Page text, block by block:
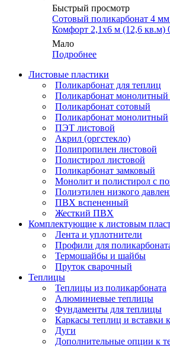
Быстрый просмотр
Сотовый поликарбонат 4
Комфорт 2,1х6 м (12,6 кв.м)
Мало
Подробнее
Листовые пластики
Поликарбонат для теплиц
Поликарбонат
Поликарбонат сотовый
Поликарбонат монолитный
ПЭТ листовой
Акрил (оргстекло)
Полипропилен листовой
Полистирол листовой
Поликарбонат замковый
Монолит и полистирол с
Полиэтилен низкого
ПВХ вспененный
Жесткий ПВХ
Комплектующие к листовым
Лента и уплотнители
Профили для
Термошайбы и шайбы
Пруток сварочный
Теплицы
Теплицы из поликарбоната
Алюминиевые теплицы
Фундаменты для теплицы
Каркасы теплиц и вставки
Дуги
Дополнительные опции к